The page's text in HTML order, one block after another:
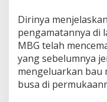
t
Dirinya
pengamatannya di
MBG telah
yang sebelumnya
mengeluarkan bau
busa di